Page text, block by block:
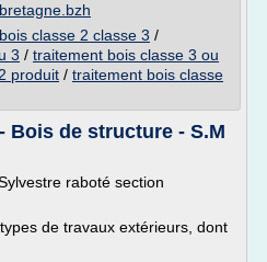
classe 2 classe 3 /
3 / traitement bois classe 3 ou
produit / traitement bois classe
Bois de structure - S.M
raboté section
de travaux extérieurs, dont